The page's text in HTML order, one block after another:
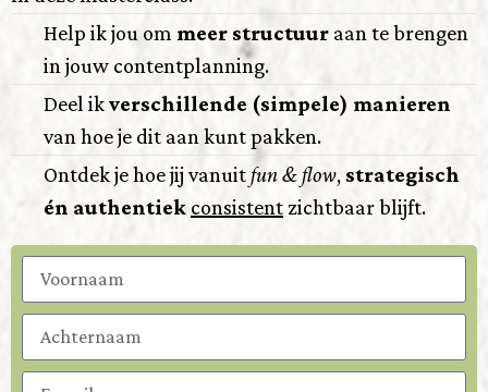
Help ik jou om meer structuur aan te brengen
in jouw contentplanning.
Deel ikverschillende (simpele) manieren
van hoe je dit aan kunt pakken.
Ontdek je hoe jij vanuitfun & flow, strategisch
én authentiek consistent zichtbaar blijft.